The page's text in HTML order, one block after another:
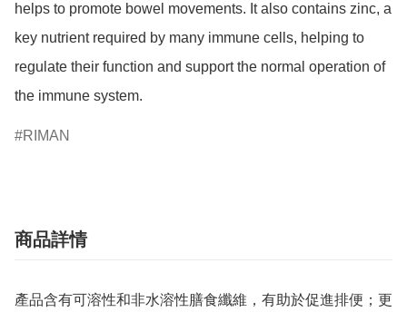
helps to promote bowel movements. It also contains zinc, a
key nutrient required by many immune cells, helping to
regulate their function and support the normal operation of
the immune system.
RIMAN
商品詳情
產品含有可溶性和非水溶性膳食纖維，有助於促進排便；更